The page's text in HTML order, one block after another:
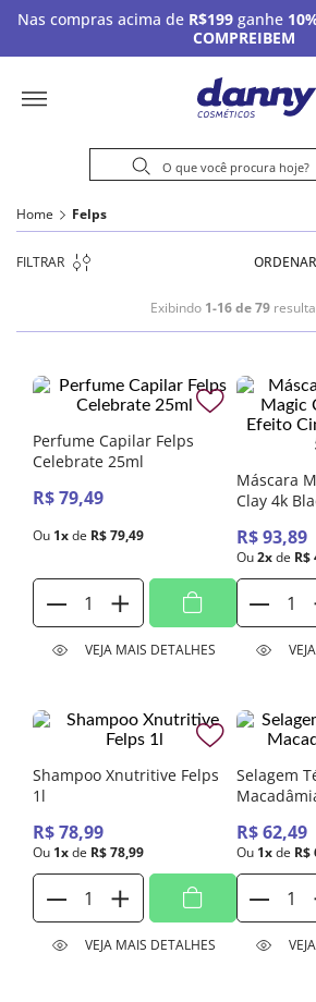
Nas compras acima de R$199 ganhe
COMPREIBEM
Home Felps
FILTRAR
Exibindo 1-16 de 79
Perfume Capilar Felps
Celebrate 25ml
R$79,49
Ou 1xde R$79,49
VEJA MAIS DETALHES
Máscara
Clay 4k
R$ 93,89
Ou 2x de R$
Shampoo Xnutritive Felps
1l
R$78,99
Ou 1xde R$78,99
VEJA MAIS DETALHES
Selagem
R$ 62,49
Ou 1x de R$